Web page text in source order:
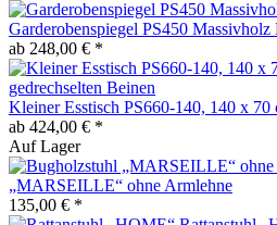
Garderobenspiegel PS450 Massivholz
ab 248,00 € *
Kleiner Esstisch PS660-140, 140 x 70
ab 424,00 € *
Auf Lager
„MARSEILLE“ ohne Armlehne
135,00 € *